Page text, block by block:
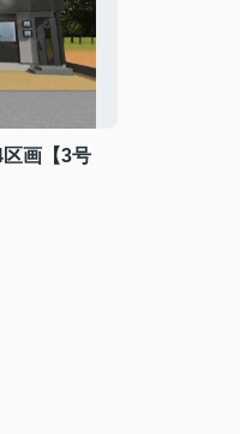
区画【3号